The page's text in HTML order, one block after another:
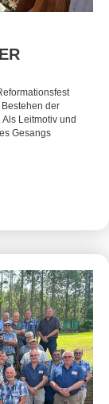
der
Leitmotiv und
Gesangs